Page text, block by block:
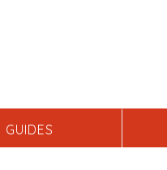
GUIDES